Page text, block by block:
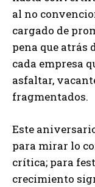
al no
cargado de
pena que atrás
cada empresa
asfaltar,
fragmentados.
Este
para mirar lo
crítica; para
crecimiento